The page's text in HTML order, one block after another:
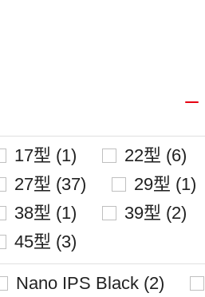
17型 (1) 22型 (6)
27型 (37) 29型 (1)
38型 (1) 39型 (2)
45型 (3)
Nano IPS Black (2)